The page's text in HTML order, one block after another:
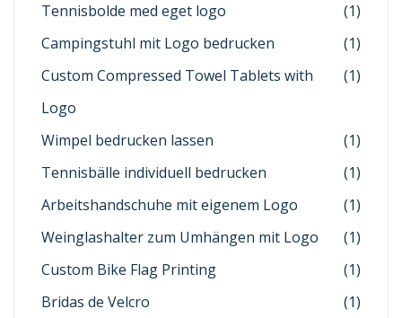
Tennisbolde med eget logo
(1)
Campingstuhl mit Logo bedrucken
(1)
Custom Compressed Towel Tablets with
Logo
(1)
Wimpel bedrucken lassen
(1)
Tennisbälle individuell bedrucken
(1)
Arbeitshandschuhe mit eigenem Logo
(1)
Weinglashalter zum Umhängen mit Logo
(1)
Custom Bike Flag Printing
(1)
Bridas de Velcro
(1)